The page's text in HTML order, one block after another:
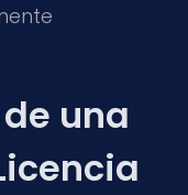
una